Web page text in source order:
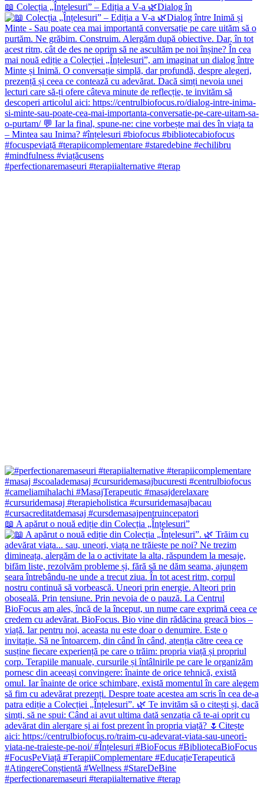
📖 Colecția „Înțelesuri” – Ediția a V-a 🌿Dialog în
#perfectionaremaseuri #terapiialternative #terap
📖 A apărut o nouă ediție din Colecția „Înțelesuri”
#perfectionaremaseuri #terapiialternative #terap